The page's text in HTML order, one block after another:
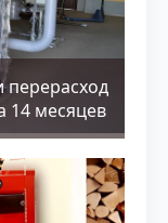
перерасход
14 месяцев